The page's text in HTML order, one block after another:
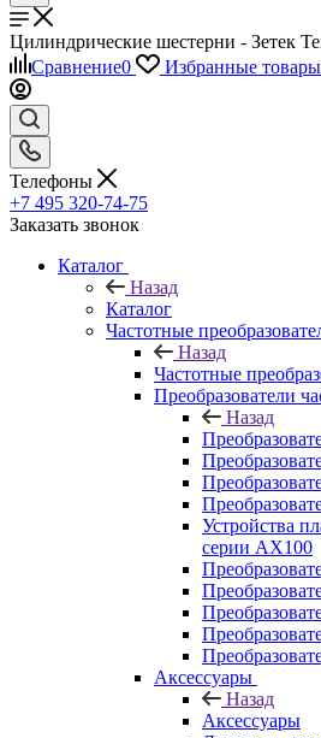
Цилиндрические шестерни - Зетек
Сравнение0 Избранные товары
Телефоны
+7 495 320-74-75
Заказать звонок
Каталог
Назад
Каталог
Частотные
Назад
Частотные
Преобразователи
Назад
Устройства
серии AX100
Аксессуары
Назад
Аксессуары